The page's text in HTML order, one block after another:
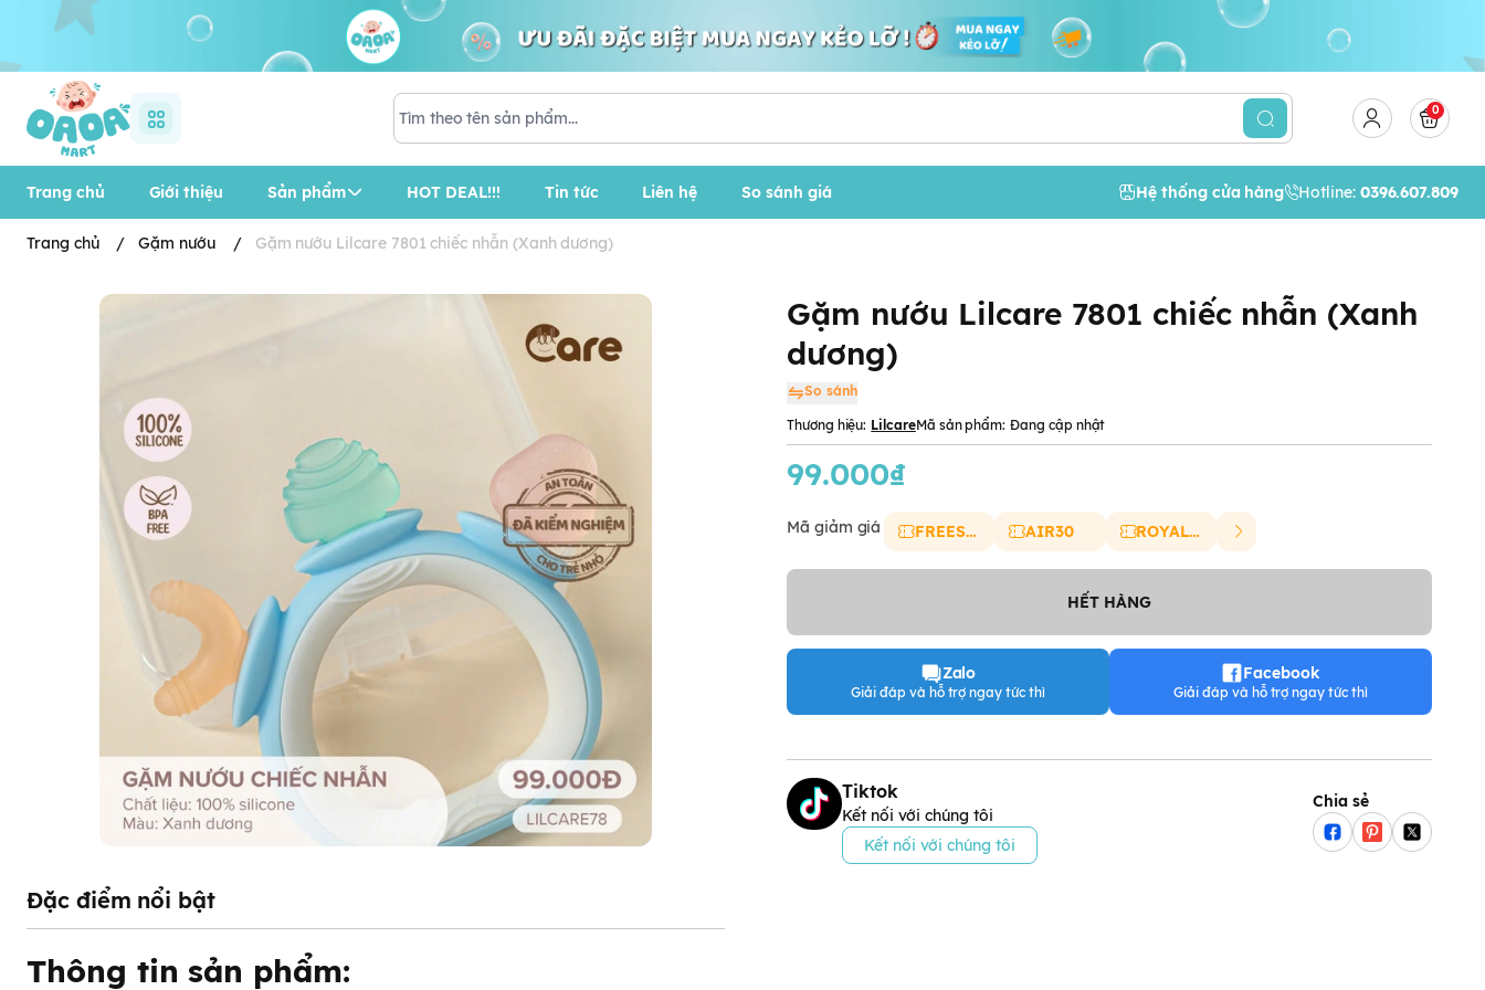
0
Trang chủ Giới thiệu Sản phẩm HOT DEAL!!! Tin tức Liên hệ So sánh giá Hệ thống cửa hàng Hotline: 0396.607.809
Trang chủ / Gặm nướu / Gặm nướu Lilcare 7801 chiếc nhẫn (Xanh dương)
Gặm nướu Lilcare 7801 chiếc nhẫn (Xanh
dương)
So sánh
Thương hiệu: LilcareMã sản phẩm: Đang cập nhật
99.000₫
Mã giảm giá FREESHIP AIR30 ROYAL20
HẾT HÀNG
Zalo
Giải đáp và hỗ trợ ngay tức thì
Facebook
Giải đáp và hỗ trợ ngay tức thì
Tiktok
Kết nối với chúng tôi
Kết nối với chúng tôi
Chia sẻ
Đặc điểm nổi bật
Thông tin sản phẩm: